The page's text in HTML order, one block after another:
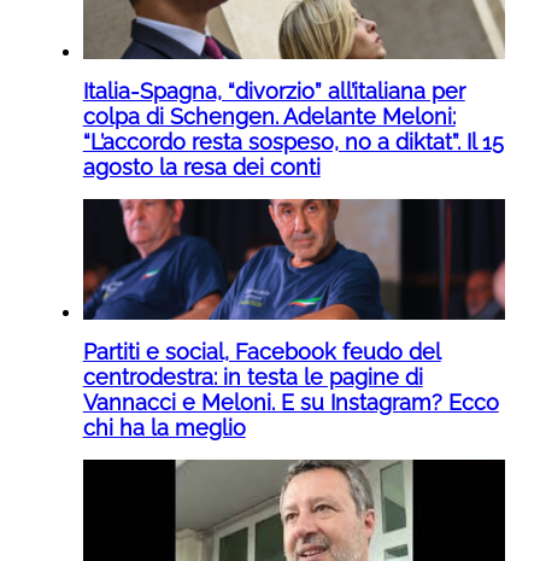
Italia-Spagna, “divorzio” all’italiana per
colpa di Schengen. Adelante Meloni:
“L’accordo resta sospeso, no a diktat”. Il 15
agosto la resa dei conti
Partiti e social, Facebook feudo del
centrodestra: in testa le pagine di
Vannacci e Meloni. E su Instagram? Ecco
chi ha la meglio